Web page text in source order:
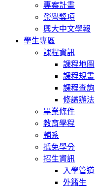
專案計畫
榮譽獎項
興大中文學報
學生專區
課程資訊
課程地圖
課程規畫
課程查詢
修讀辦法
畢業條件
教育學程
輔系
抵免學分
招生資訊
入學管道
外籍生